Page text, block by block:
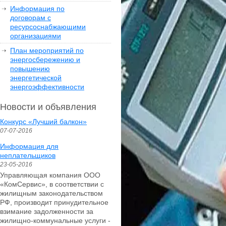
Информация по
договорам с
ресурсоснабжающими
организациями
План мероприятий по
энергосбережению и
повышению
энергетической
энергоэффективности
Новости и объявления
Конкурс «Лучший балкон»
07-07-2016
Информация для
неплательщиков
23-05-2016
Управляющая компания ООО
«КомСервис», в соответствии с
жилищным законодательством
РФ, производит принудительное
взимание задолженности за
жилищно-коммунальные услуги -